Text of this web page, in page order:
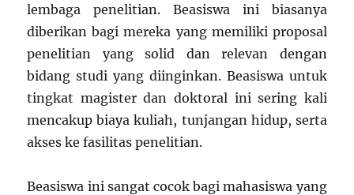
lembaga penelitian. Beasiswa ini biasanya
diberikan bagi mereka yang memiliki proposal
penelitian yang solid dan relevan dengan
bidang studi yang diinginkan. Beasiswa untuk
tingkat magister dan doktoral ini sering kali
mencakup biaya kuliah, tunjangan hidup, serta
akses ke fasilitas penelitian.
Beasiswa ini sangat cocok bagi mahasiswa yang